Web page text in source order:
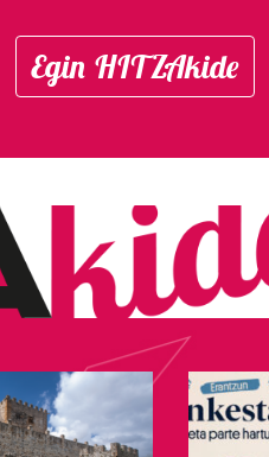
Egin HITZAkide